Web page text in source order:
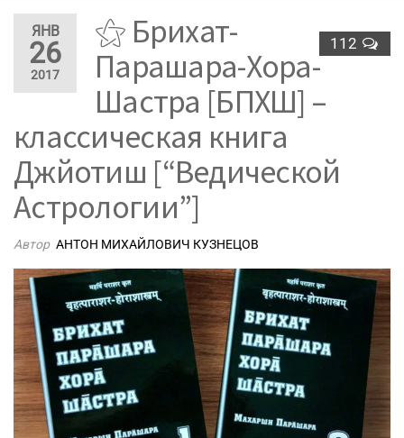
ЯНВ
26
2017
112
⚝ Брихат-
Парашара-Хора-
Шастра [БПХШ] –
классическая книга
Джйотиш [“Ведической
Астрологии”]
Автор АНТОН МИХАЙЛОВИЧ КУЗНЕЦОВ